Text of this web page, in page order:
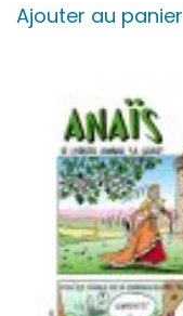
Ajouter au panier